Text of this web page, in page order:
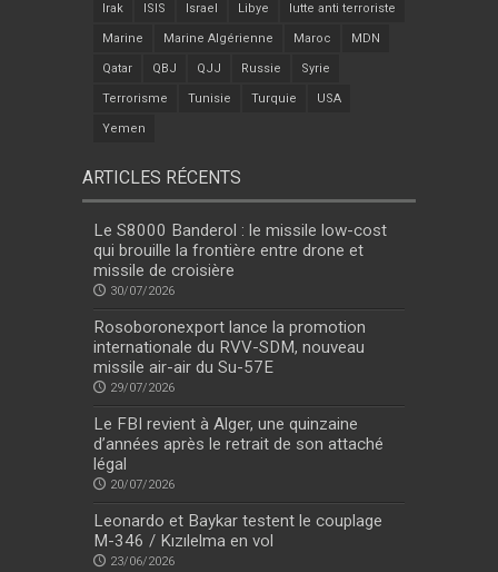
Irak ISIS Israel Libye lutte anti terroriste
Marine Marine Algérienne Maroc MDN
Qatar QBJ QJJ Russie Syrie
Terrorisme Tunisie Turquie USA
Yemen
ARTICLES RÉCENTS
Le S8000 Banderol : le missile low-cost
qui brouille la frontière entre drone et
missile de croisière
30/07/2026
Rosoboronexport lance la promotion
internationale du RVV-SDM, nouveau
missile air-air du Su-57E
29/07/2026
Le FBI revient à Alger, une quinzaine
d’années après le retrait de son attaché
légal
20/07/2026
Leonardo et Baykar testent le couplage
M-346 / Kızılelma en vol
23/06/2026